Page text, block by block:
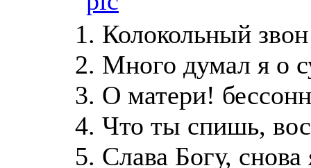
1. Колокольный
2. Много думал я о
3. О матери!
4. Что ты спишь,
5. Слава Богу,